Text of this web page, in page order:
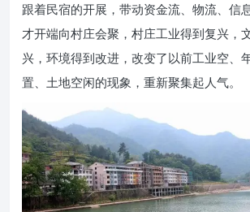
跟着民宿的开展，带动资金流、物流、信
才开端向村庄会聚，村庄工业得到复兴，
兴，环境得到改进，改变了以前工业空、
置、土地空闲的现象，重新聚集起人气。